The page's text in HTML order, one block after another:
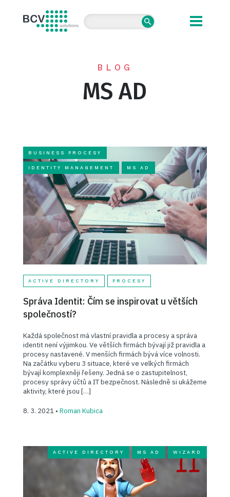
BCV solutions s.r.o.
BLOG
MS AD
BUSINESS PROCESY
IDENTITY MANAGEMENT MS AD
ACTIVE DIRECTORY PROCESY
Správa Identit: Čím se inspirovat u větších
společností?
Každá společnost má vlastní pravidla a procesy a správa
identit není výjimkou. Ve větších firmách bývají již pravidla a
procesy nastavené. V menších firmách bývá více volnosti.
Na začátku vyberu 3 situace, které ve velkých firmách
bývají komplexněji řešeny. Jedná se o zastupitelnost,
procesy správy účtů a IT bezpečnost. Následně si ukážeme
aktivity, které jsou […]
8. 3. 2021 • Roman Kubica
ACTIVE DIRECTORY MS AD WIZARD